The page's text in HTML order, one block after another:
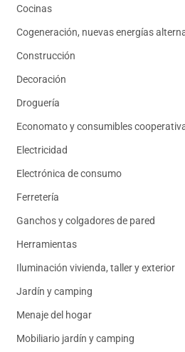
Cocinas
Cogeneración, nuevas energías
Construcción
Decoración
Droguería
Economato y consumibles
Electricidad
Electrónica de consumo
Ferretería
Ganchos y colgadores de pared
Herramientas
Iluminación vivienda, taller y exterior
Jardín y camping
Menaje del hogar
Mobiliario jardín y camping